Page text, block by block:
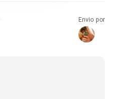
Envio por